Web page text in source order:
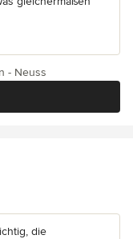
- Neuss
die